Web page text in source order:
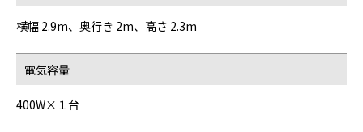
横幅 2.9m、奥行き 2m、高さ 2.3m
電気容量
400W×１台